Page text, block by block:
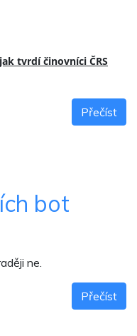
tvrdí činovníci ČRS
Přečíst
bot
ne.
Přečíst